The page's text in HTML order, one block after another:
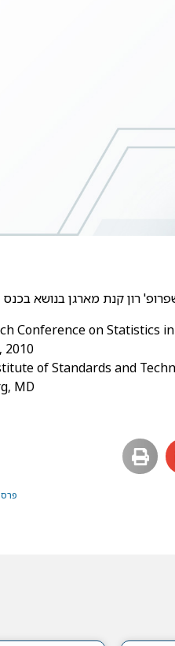
רון קנת מארגן בנושא בכנס
Conference on Statistics
2010
of Standards and
MD